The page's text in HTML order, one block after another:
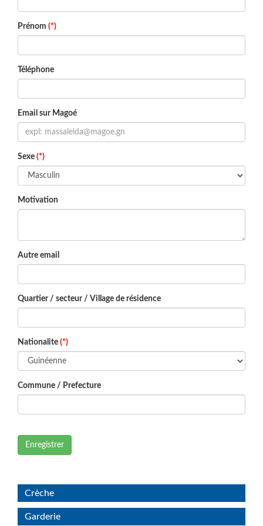
Prénom (*)
Téléphone
Email sur Magoé
Sexe (*)
Motivation
Autre email
Quartier / secteur / Village de résidence
Nationalite (*)
Commune / Prefecture
Enregistrer
Crèche
Garderie